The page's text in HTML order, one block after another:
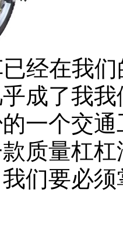
经在我们
成了我
一个交
质量杠
们要必